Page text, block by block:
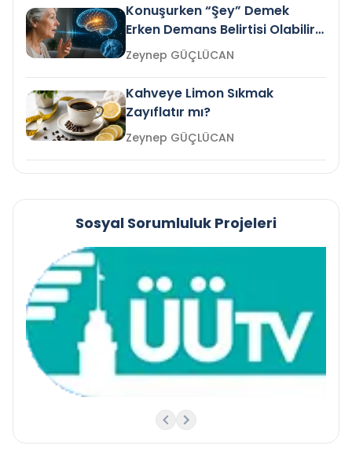
Konuşurken “Şey” Demek
Erken Demans Belirtisi Olabilir
mi?
Zeynep GÜÇLÜCAN
Kahveye Limon Sıkmak
Zayıflatır mı?
Zeynep GÜÇLÜCAN
Sosyal Sorumluluk Projeleri